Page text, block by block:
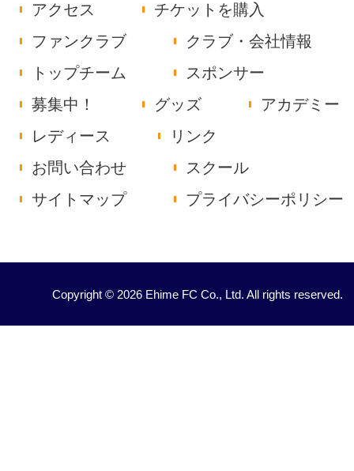
アクセス
チケットを購入
ファンクラブ
クラブ・会社情報
トップチーム
スポンサー
募集中！
グッズ
アカデミー
レディース
リンク
お問い合わせ
スクール
サイトマップ
プライバシーポリシー
Copyright © 2026 Ehime FC Co., Ltd. All rights reserved.